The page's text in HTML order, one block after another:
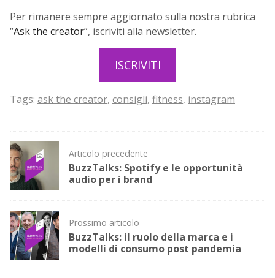
Per rimanere sempre aggiornato sulla nostra rubrica
“Ask the creator”, iscriviti alla newsletter.
ISCRIVITI
Tags: ask the creator, consigli, fitness, instagram
Post
navigation
Articolo precedente
BuzzTalks: Spotify e le opportunità
audio per i brand
Prossimo articolo
BuzzTalks: il ruolo della marca e i
modelli di consumo post pandemia